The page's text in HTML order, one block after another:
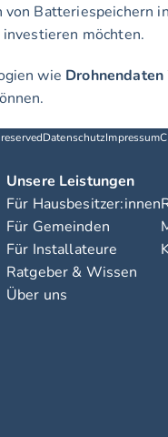
Batteriespeichern
möchten.
wie
DatenschutzImpressum
Unsere Leistungen
Für Hausbesitzer:innen
Für Gemeinden
Für Installateure
Ratgeber & Wissen
Über uns